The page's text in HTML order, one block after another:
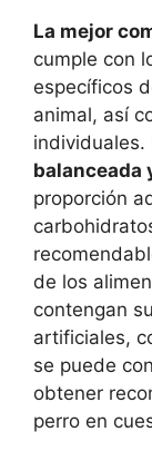
La mejor
cumple con
específicos
animal, así
individuales.
balanceada
proporción
de los
contengan
artificiales,
se puede
obtener
perro en